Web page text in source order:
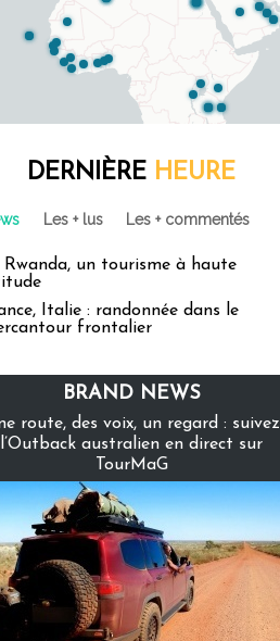
DERNIÈRE HEURE
Les + lus Les + commentés
Rwanda, un tourisme à haute
Italie : randonnée dans le
frontalier
BRAND NEWS
route, des voix, un regard : suivez
l’Outback australien en direct sur
TourMaG